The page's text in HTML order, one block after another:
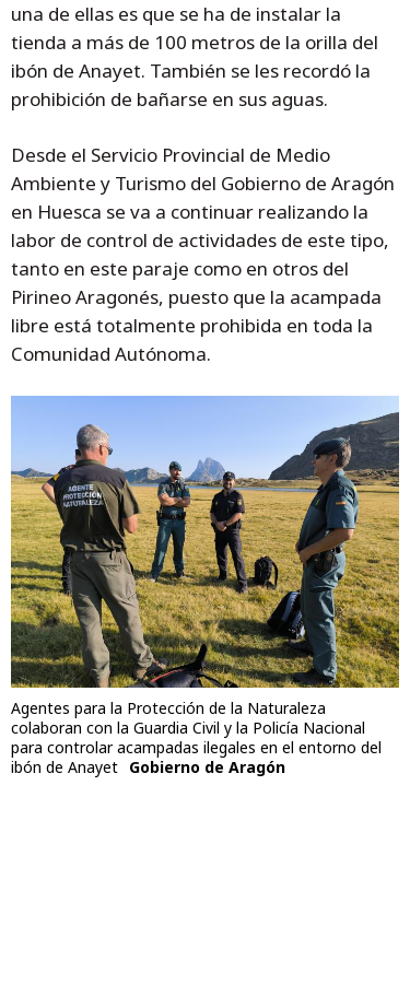
una de ellas es que se ha de instalar la
tienda a más de 100 metros de la orilla del
ibón de Anayet. También se les recordó la
prohibición de bañarse en sus aguas.
Desde el Servicio Provincial de Medio
Ambiente y Turismo del Gobierno de Aragón
en Huesca se va a continuar realizando la
labor de control de actividades de este tipo,
tanto en este paraje como en otros del
Pirineo Aragonés, puesto que la acampada
libre está totalmente prohibida en toda la
Comunidad Autónoma.
Agentes para la Protección de la Naturaleza
colaboran con la Guardia Civil y la Policía Nacional
para controlar acampadas ilegales en el entorno del
ibón de Anayet Gobierno de Aragón